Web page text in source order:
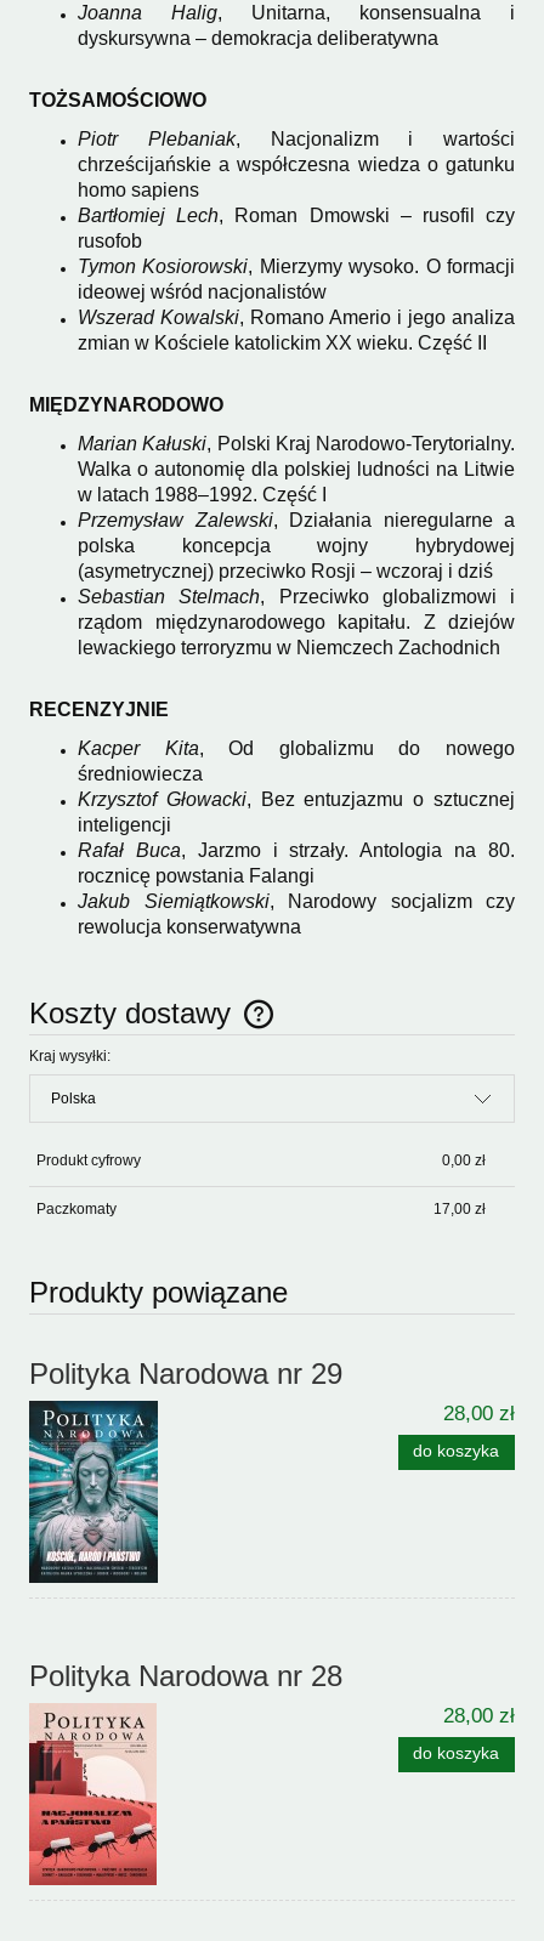
Joanna Halig, Unitarna, konsensualna i
dyskursywna – demokracja deliberatywna
TOŻSAMOŚCIOWO
Piotr Plebaniak, Nacjonalizm i wartości
chrześcijańskie a współczesna wiedza o gatunku
homo sapiens
Bartłomiej Lech, Roman Dmowski – rusofil czy
rusofob
Tymon Kosiorowski, Mierzymy wysoko. O formacji
ideowej wśród nacjonalistów
Wszerad Kowalski, Romano Amerio i jego analiza
zmian w Kościele katolickim XX wieku. Część II
MIĘDZYNARODOWO
Marian Kałuski, Polski Kraj Narodowo-Terytorialny.
Walka o autonomię dla polskiej ludności na Litwie
w latach 1988–1992. Część I
Przemysław Zalewski, Działania nieregularne a
polska koncepcja wojny hybrydowej
(asymetrycznej) przeciwko Rosji – wczoraj i dziś
Sebastian Stelmach, Przeciwko globalizmowi i
rządom międzynarodowego kapitału. Z dziejów
lewackiego terroryzmu w Niemczech Zachodnich
RECENZYJNIE
Kacper Kita, Od globalizmu do nowego
średniowiecza
Krzysztof Głowacki, Bez entuzjazmu o sztucznej
inteligencji
Rafał Buca, Jarzmo i strzały. Antologia na 80.
rocznicę powstania Falangi
Jakub Siemiątkowski, Narodowy socjalizm czy
rewolucja konserwatywna
Koszty dostawy
Cena nie zawiera ewentualnych kosztów płatności
Kraj wysyłki:
Produkt cyfrowy 0,00 zł
Paczkomaty 17,00 zł
Produkty powiązane
Polityka Narodowa nr 29
28,00 zł
do koszyka
Polityka Narodowa nr 28
28,00 zł
do koszyka